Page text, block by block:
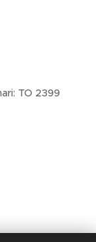
TO 2399